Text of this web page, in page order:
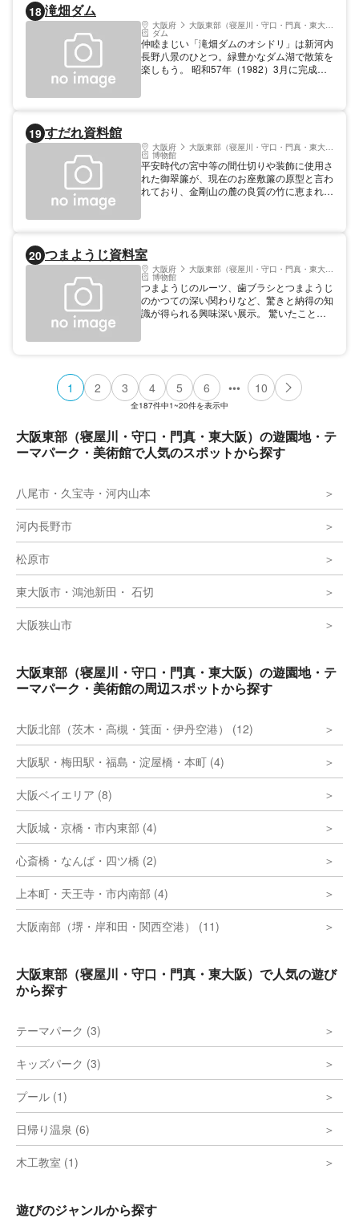
刻んだ元禄9年（1696）の石碑がある。天照
大神の岩戸隠れにちなみ、神仏習合の信仰を
表すものと言われている。
敷跡があり、それらをめぐる散策も楽しい。
芝生広場では、バーベキューも可能。子供か
らお年寄りまで楽しめる憩いの公園。 営業
各施設により異なる 定休日 各施設により異
なる その他 駐車場 370台収容（臨時Ｐを含
18 滝畑ダム
大阪府 大阪東部（寝屋川・守口・門真・東大阪）
ダム
仲睦まじい「滝畑ダムのオシドリ」は新河内
長野八景のひとつ。緑豊かなダム湖で散策を
楽しもう。 昭和57年（1982）3月に完成し
歩道、釣り堀、レストランなどが整備されて
いる。ダムによってうまれた人工湖には毎
年、多くの渡り鳥が飛来。とくにオシドリは
毎年10月下旬頃から翌年3月初旬頃まで滞留
して優美な姿を見せ、「滝畑ダムのオシド
河内長野市在住の故夏目庄吉氏がただ一人で
掘ったものとされ、地蔵菩薩と観音菩薩が隣
り合う。 【料金】 無料 ※ダム内部の見学
は団体のみを受付しております。滝畑ダム分
室へ直接お問い合わせください。
19 すだれ資料館
大阪府 大阪東部（寝屋川・守口・門真・東大阪）
博物館
平安時代の宮中等の間仕切りや装飾に使用さ
れた御翠簾が、現在のお座敷簾の原型と言わ
れており、金剛山の麓の良質の竹に恵まれた
金】 無料
20 つまようじ資料室
大阪府 大阪東部（寝屋川・守口・門真・東大阪）
博物館
つまようじのルーツ、歯ブラシとつまようじ
のかつての深い関わりなど、驚きと納得の知
識が得られる興味深い展示。 驚いたこと
のです。外国では丸いようじは「果物や料理
に刺す」のが主な使用方法だそうです。歯の
手入れには板状のものや、三角形の物が使わ
か、日本では何故そうでないのか。ここで
は、日本だけでなく、外国のつまようじを展
示したり、つまようじの使い方を教えてもら
まようじの達人です。その他にも時代ごとの
わりなど、驚きと納得の知識が得られます。
外国語対応:英語、それ以外の言語は通訳同
1 2 3 4 5 6 ••• 10
全187件中1~20件を表示中
大阪東部（寝屋川・守口・門真・東大阪）の遊園地・テ
ーマパーク・美術館で人気のスポットから探す
八尾市・久宝寺・河内山本
河内長野市
松原市
東大阪市・鴻池新田・ 石切
大阪狭山市
大阪東部（寝屋川・守口・門真・東大阪）の遊園地・テ
ーマパーク・美術館の周辺スポットから探す
大阪北部（茨木・高槻・箕面・伊丹空港） (12)
大阪駅・梅田駅・福島・淀屋橋・本町 (4)
大阪ベイエリア (8)
大阪城・京橋・市内東部 (4)
心斎橋・なんば・四ツ橋 (2)
上本町・天王寺・市内南部 (4)
大阪南部（堺・岸和田・関西空港） (11)
大阪東部（寝屋川・守口・門真・東大阪）で人気の遊び
から探す
テーマパーク (3)
キッズパーク (3)
プール (1)
日帰り温泉 (6)
木工教室 (1)
遊びのジャンルから探す